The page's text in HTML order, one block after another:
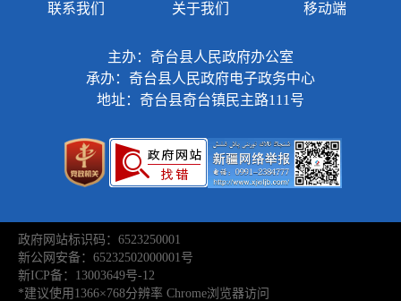
联系我们
关于我们 移动端
主办：奇台县人民政府办公室
承办：奇台县人民政府电子政务中心
地址：奇台县奇台镇民主路111号
政府网站标识码：6523250001
新公网安备：65232502000001号
新ICP备：13003649号-12
*建议使用1366×768分辨率 Chrome浏览器访问